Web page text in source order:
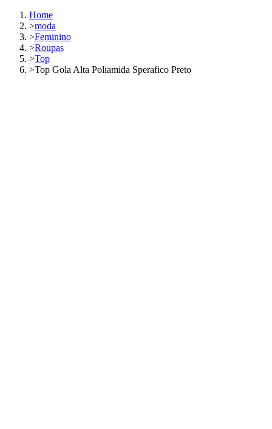
Home
>moda
>Feminino
>Roupas
>Top
>Top Gola Alta Poliamida Sperafico Preto